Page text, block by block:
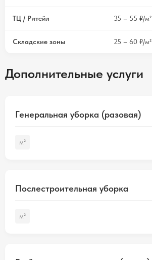
ТЦ / Ритейл 35 – 55 ₽/м²
Складские зоны 25 – 60 ₽/м²
Дополнительные услуги
Генеральная уборка (разовая)
м²
Послестроительная уборка
м²